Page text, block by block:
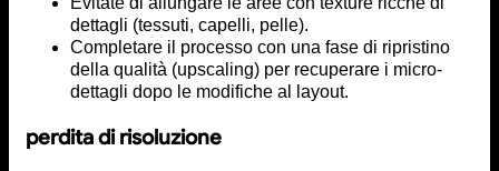
dettagli (tessuti, capelli, pelle).
Completare il processo con una fase di ripristino
della qualità (upscaling) per recuperare i micro-
dettagli dopo le modifiche al layout.
perdita di risoluzione